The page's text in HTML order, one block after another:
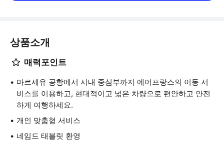
상품소개
매력포인트
마르세유 공항에서 시내 중심부까지 에어프랑스의 이동 서
비스를 이용하고, 현대적이고 넓은 차량으로 편안하고 안전
하게 여행하세요.
개인 맞춤형 서비스
네임드 태블릿 환영